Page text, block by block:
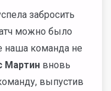
забросить
можно было
наша команда не
Мартин вновь
выпустив